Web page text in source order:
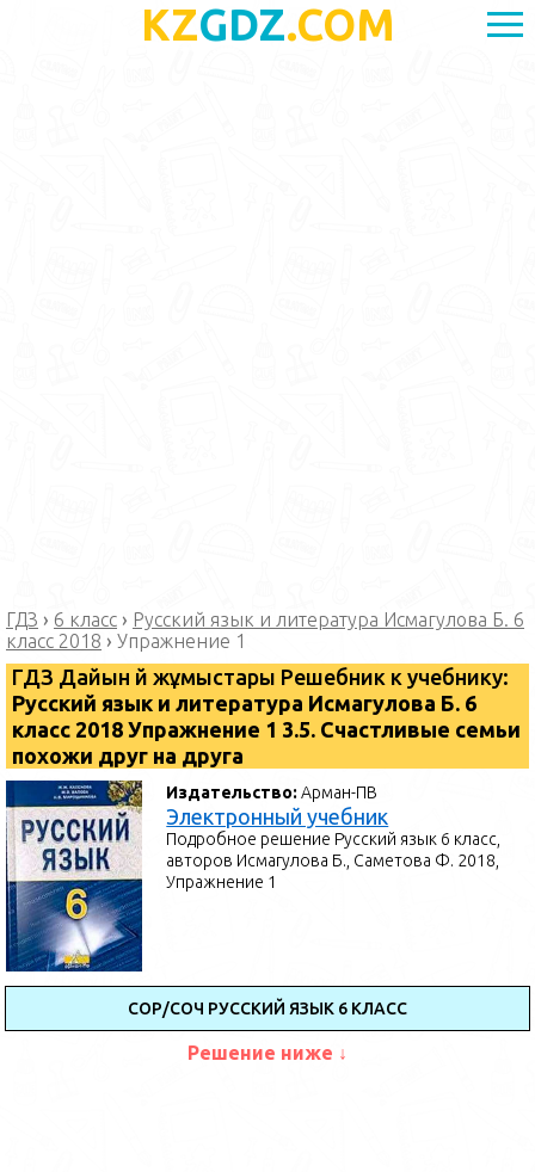
KZGDZ.COM
ГДЗ › 6 класс › Русский язык и литература Исмагулова Б. 6
класс 2018 › Упражнение 1
ГДЗ Дайын үй жұмыстары Решебник к учебнику:
Русский язык и литература Исмагулова Б. 6
класс 2018 Упражнение 1 3.5. Счастливые семьи
похожи друг на друга
Издательство:Арман-ПВ
Электронный учебник
Подробное решение Русский язык 6 класс,
авторов Исмагулова Б., Саметова Ф. 2018,
Упражнение 1
СОР/СОЧ РУССКИЙ ЯЗЫК 6 КЛАСС
Решение ниже ↓